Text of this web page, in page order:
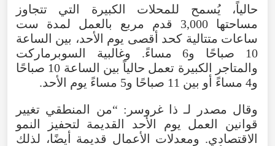
حالياً، يُسمح للمحلات الكبيرة التي تتجاوز
مساحتها 3,000 قدم مربع بالعمل لمدة ست
ساعات متتالية كحد أقصى يوم الأحد، بين الساعة
10 صباحًا و6 مساءً. وغالبية السوبرماركت
والمتاجر الكبيرة تعمل حالياً بين الساعة 10 صباحًا
و4 مساءً أو بين 11 صباحًا و5 مساءً يوم الأحد.
وقال مصدر لـ ذا غروسر: “من المنطقي تغيير
قوانين العمل يوم الأحد القديمة لتحفيز النمو
الاقتصادي. ومعدلات الأعمال قديمة أيضًا، لذلك